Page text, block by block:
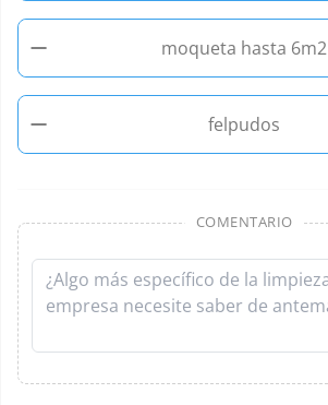
−
moqueta hasta 6m2
−
felpudos
COMENTARIO